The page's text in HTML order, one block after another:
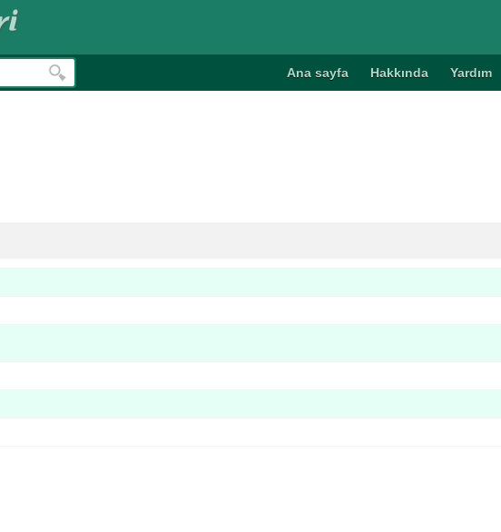
Ana sayfa Hakkında Yardım